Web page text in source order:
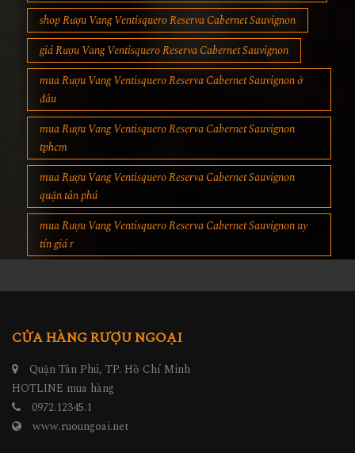
shop Rượu Vang Ventisquero Reserva Cabernet Sauvignon
giá Rượu Vang Ventisquero Reserva Cabernet Sauvignon
mua Rượu Vang Ventisquero Reserva Cabernet Sauvignon ở
đâu
mua Rượu Vang Ventisquero Reserva Cabernet Sauvignon
tphcm
mua Rượu Vang Ventisquero Reserva Cabernet Sauvignon
quận tân phú
mua Rượu Vang Ventisquero Reserva Cabernet Sauvignon uy
tín giá r
CỬA HÀNG RƯỢU NGOẠI
Quận Tân Phú, TP. Hồ Chí Minh
HOTLINE mua hàng
0972.12345.1
www.ruoungoai.net